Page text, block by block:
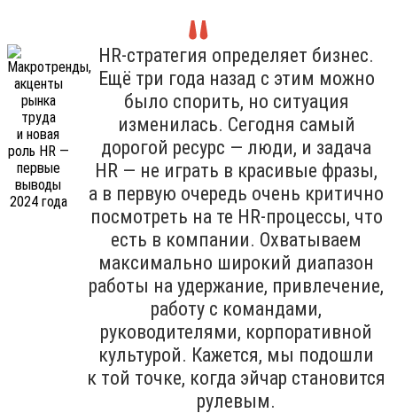
HR-стратегия определяет бизнес.
Ещё три года назад с этим можно
было спорить, но ситуация
изменилась. Сегодня самый
дорогой ресурс — люди, и задача
HR — не играть в красивые фразы,
а в первую очередь очень критично
посмотреть на те HR-процессы, что
есть в компании. Охватываем
максимально широкий диапазон
работы на удержание, привлечение,
работу с командами,
руководителями, корпоративной
культурой. Кажется, мы подошли
к той точке, когда эйчар становится
рулевым.